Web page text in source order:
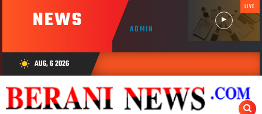
NEWS ADMIN
LIVE
wb_sunny AUG, 6 2026